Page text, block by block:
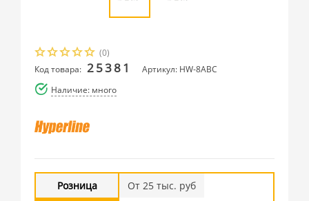
(0)
Код товара: 25381
Артикул: HW-8ABC
Наличие: много
Розница
От 25 тыс. руб